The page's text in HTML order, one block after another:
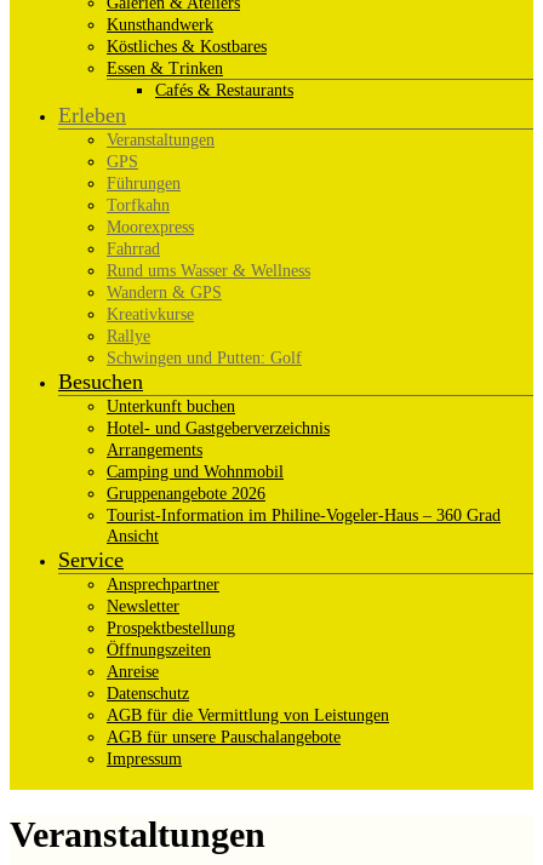
Kunsthandwerk
Köstliches & Kostbares
Essen & Trinken
Cafés & Restaurants
Erleben
Veranstaltungen
GPS
Führungen
Torfkahn
Moorexpress
Fahrrad
Rund ums Wasser & Wellness
Wandern & GPS
Kreativkurse
Rallye
Schwingen und Putten: Golf
Besuchen
Unterkunft buchen
Hotel- und Gastgeberverzeichnis
Arrangements
Camping und Wohnmobil
Gruppenangebote 2026
Tourist-Information im Philine-Vogeler-Haus – 360 Grad
Ansicht
Service
Ansprechpartner
Newsletter
Prospektbestellung
Öffnungszeiten
Anreise
Datenschutz
AGB für die Vermittlung von Leistungen
AGB für unsere Pauschalangebote
Impressum
Veranstaltungen